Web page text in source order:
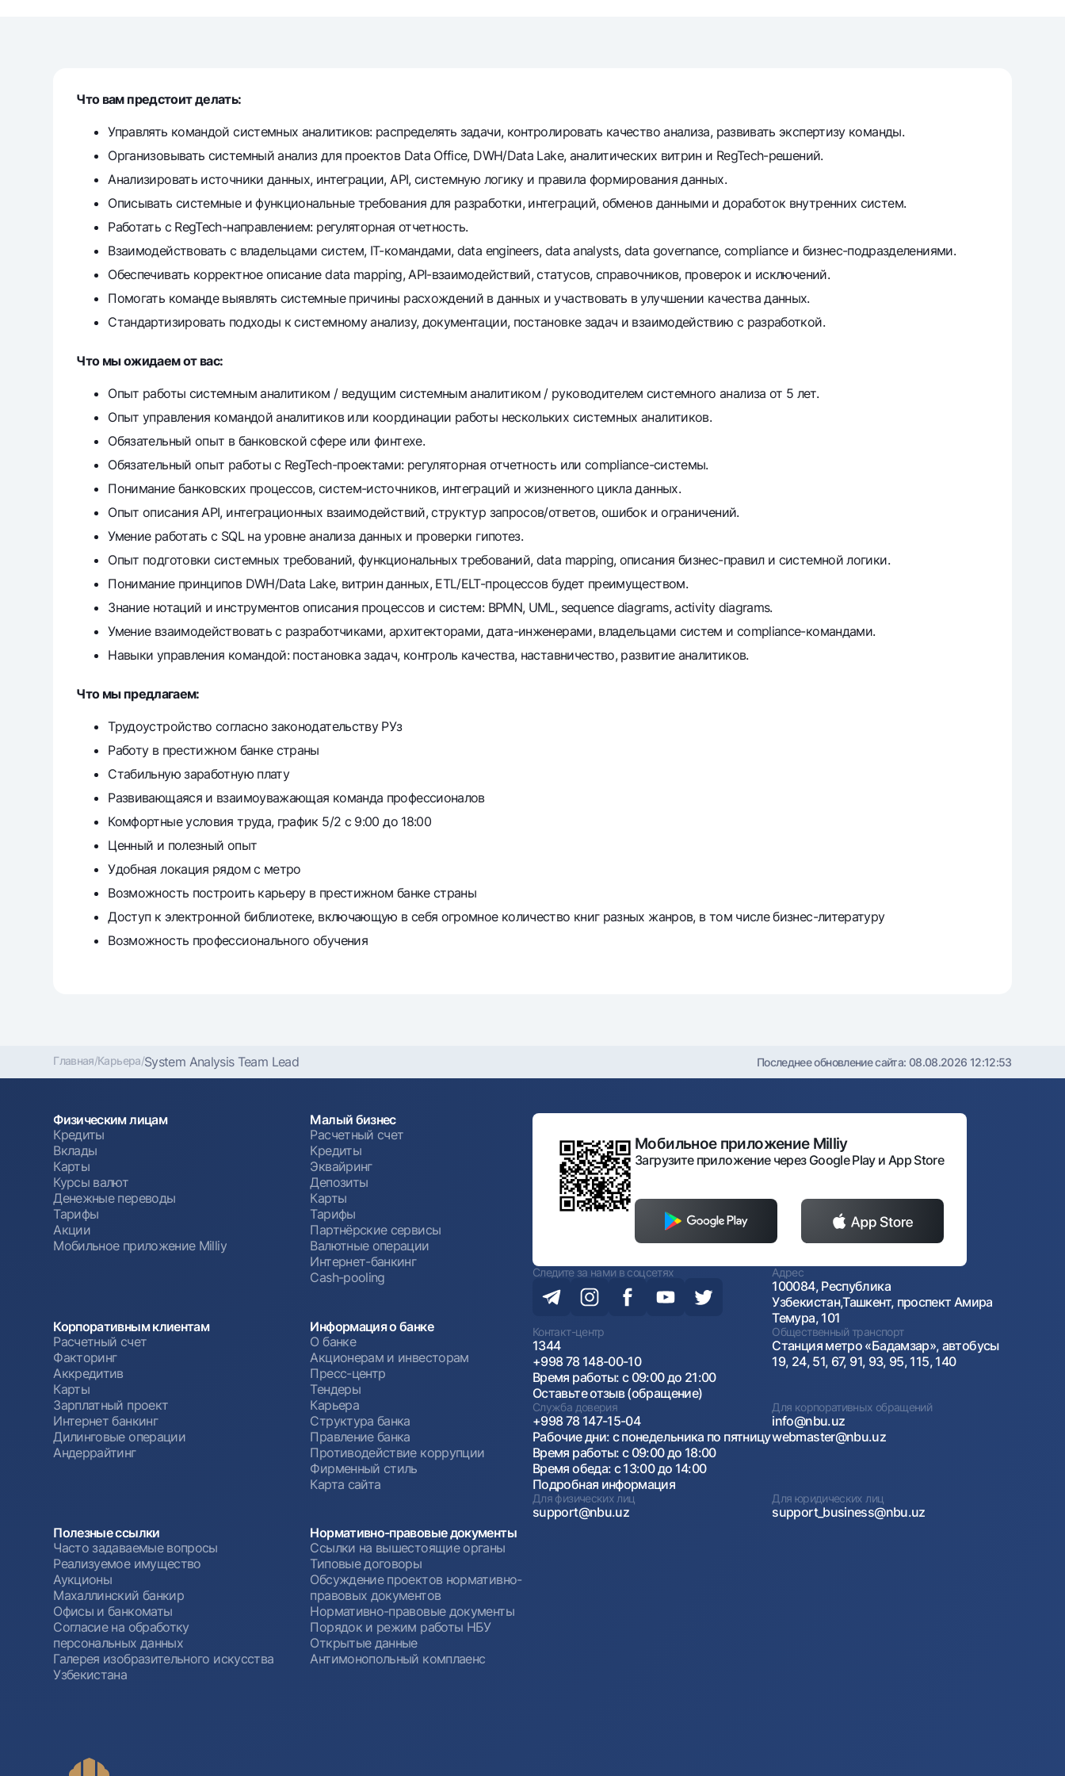
Ищите по сайту
Найти
Полезные ссылки
Часто задаваемые вопросыПресс-центрОфисы и банкоматыСогласие на обработку персональных данных
Следите за нами в соцсетях Контакт-центр
1344
Что вам предстоит делать:
Управлять командой системных аналитиков: распределять задачи, контролировать качество анализа, развивать экспертизу команды.
Организовывать системный анализ для проектов Data Office, DWH/Data Lake, аналитических витрин и RegTech-решений.
Анализировать источники данных, интеграции, API, системную логику и правила формирования данных.
Описывать системные и функциональные требования для разработки, интеграций, обменов данными и доработок внутренних систем.
Работать с RegTech-направлением: регуляторная отчетность.
Взаимодействовать с владельцами систем, IT-командами, data engineers, data analysts, data governance, compliance и бизнес-подразделениями.
Обеспечивать корректное описание data mapping, API-взаимодействий, статусов, справочников, проверок и исключений.
Помогать команде выявлять системные причины расхождений в данных и участвовать в улучшении качества данных.
Стандартизировать подходы к системному анализу, документации, постановке задач и взаимодействию с разработкой.
Что мы ожидаем от вас:
Опыт работы системным аналитиком / ведущим системным аналитиком / руководителем системного анализа от 5 лет.
Опыт управления командой аналитиков или координации работы нескольких системных аналитиков.
Обязательный опыт в банковской сфере или финтехе.
Обязательный опыт работы с RegTech-проектами: регуляторная отчетность или compliance-системы.
Понимание банковских процессов, систем-источников, интеграций и жизненного цикла данных.
Опыт описания API, интеграционных взаимодействий, структур запросов/ответов, ошибок и ограничений.
Умение работать с SQL на уровне анализа данных и проверки гипотез.
Опыт подготовки системных требований, функциональных требований, data mapping, описания бизнес-правил и системной логики.
Понимание принципов DWH/Data Lake, витрин данных, ETL/ELT-процессов будет преимуществом.
Знание нотаций и инструментов описания процессов и систем: BPMN, UML, sequence diagrams, activity diagrams.
Умение взаимодействовать с разработчиками, архитекторами, дата-инженерами, владельцами систем и compliance-командами.
Навыки управления командой: постановка задач, контроль качества, наставничество, развитие аналитиков.
Что мы предлагаем:
Трудоустройство согласно законодательству РУз
Работу в престижном банке страны
Стабильную заработную плату
Развивающаяся и взаимоуважающая команда профессионалов
Комфортные условия труда, график 5/2 с 9:00 до 18:00
Ценный и полезный опыт
Удобная локация рядом с метро
Возможность построить карьеру в престижном банке страны
Доступ к электронной библиотеке, включающую в себя огромное количество книг разных жанров, в том числе бизнес-литературу
Возможность профессионального обучения
Главная/Карьера/System Analysis Team Lead Последнее обновление сайта: 08.08.2026 12:12:53
Физическим лицам
Кредиты
Вклады
Карты
Курсы валют
Денежные переводы
Тарифы
Акции
Мобильное приложение Milliy
Малый бизнес
Расчетный счет
Кредиты
Эквайринг
Депозиты
Карты
Тарифы
Партнёрские сервисы
Валютные операции
Интернет-банкинг
Cash-pooling
Корпоративным клиентам
Расчетный счет
Факторинг
Аккредитив
Карты
Зарплатный проект
Интернет банкинг
Дилинговые операции
Андеррайтинг
Информация о банке
О банке
Акционерам и инвесторам
Пресс-центр
Тендеры
Карьера
Структура банка
Правление банка
Противодействие коррупции
Фирменный стиль
Карта сайта
Полезные ссылки
Часто задаваемые вопросы
Реализуемое имущество
Аукционы
Махаллинский банкир
Офисы и банкоматы
Согласие на обработку
персональных данных
Галерея изобразительного искусства
Узбекистана
Нормативно-правовые документы
Ссылки на вышестоящие органы
Типовые договоры
Обсуждение проектов нормативно-
правовых документов
Нормативно-правовые документы
Порядок и режим работы НБУ
Открытые данные
Антимонопольный комплаенс
Мобильное приложение Milliy
Загрузите приложение через Google Play и App Store
Следите за нами в соцсетях Адрес
100084, Республика
Узбекистан,Ташкент, проспект Амира
Темура, 101
Контакт-центр
1344
+998 78 148-00-10
Время работы: с 09:00 до 21:00
Оставьте отзыв (обращение)
Общественный транспорт
Станция метро «Бадамзар», автобусы
19, 24, 51, 67, 91, 93, 95, 115, 140
Служба доверия
+998 78 147-15-04
Рабочие дни: с понедельника по пятницу
Время работы: с 09:00 до 18:00
Время обеда: с 13:00 до 14:00
Подробная информация
Для корпоративных обращений
info@nbu.uz
webmaster@nbu.uz
Для физических лиц
support@nbu.uz
Для юридических лиц
support_business@nbu.uz